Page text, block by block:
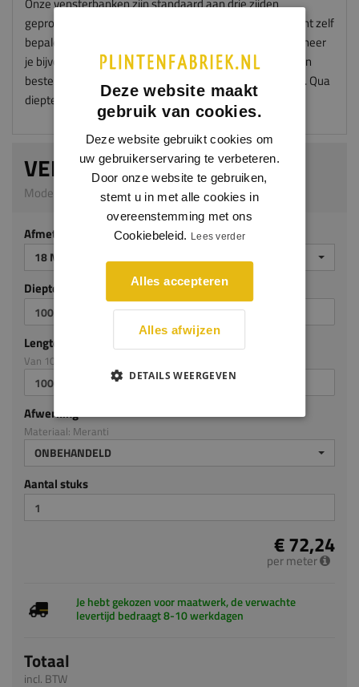
Onze vensterbanken zijn standaard aan drie zijden
geprofileerd en worden zonder "oortjes" geleverd. Je kunt zelf
bepalen hoe groot de oortjes worden na montage. Wanneer
je bijvoorbeeld oortjes wil van 50mm aan iedere zijde dan
bestel je je vensterbank met een overmaat van 100mm. Qua
diepte kies je dan 50mm meer.
VENSTERBANK GAIA
Model 5007_M | 18 mm dik | Meranti
Afmeting
18 MM DIK
Diepte mm (milimeters)
Lengte mm (milimeters)
Van 100mm tot en met 3050mm
Afwerking
Materiaal: Meranti
ONBEHANDELD
Aantal stuks
€ 72,24
per meter
Je hebt gekozen voor maatwerk, de verwachte
levertijd bedraagt 8-10 werkdagen
Totaal
incl. BTW
Deze website maakt
gebruik van cookies.
Deze website gebruikt cookies om
uw gebruikerservaring te verbeteren.
Door onze website te gebruiken,
stemt u in met alle cookies in
overeenstemming met ons
Cookiebeleid. Lees verder
Alles accepteren
Alles afwijzen
DETAILS WEERGEVEN